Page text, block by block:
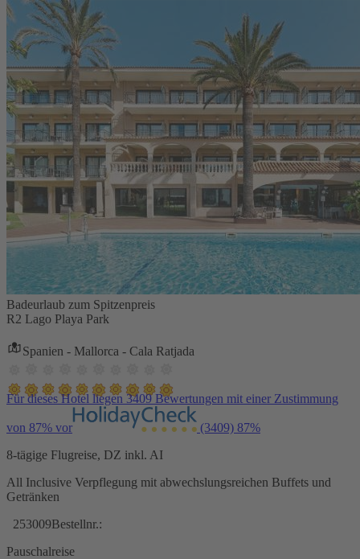
Badeurlaub zum Spitzenpreis
R2 Lago Playa Park
Spanien - Mallorca - Cala Ratjada
Für dieses Hotel liegen 3409 Bewertungen mit einer Zustimmung
von 87% vor (3409) 87%
8-tägige Flugreise, DZ inkl. AI
All Inclusive Verpflegung mit abwechslungsreichen Buffets und
Getränken
253009Bestellnr.:
Pauschalreise